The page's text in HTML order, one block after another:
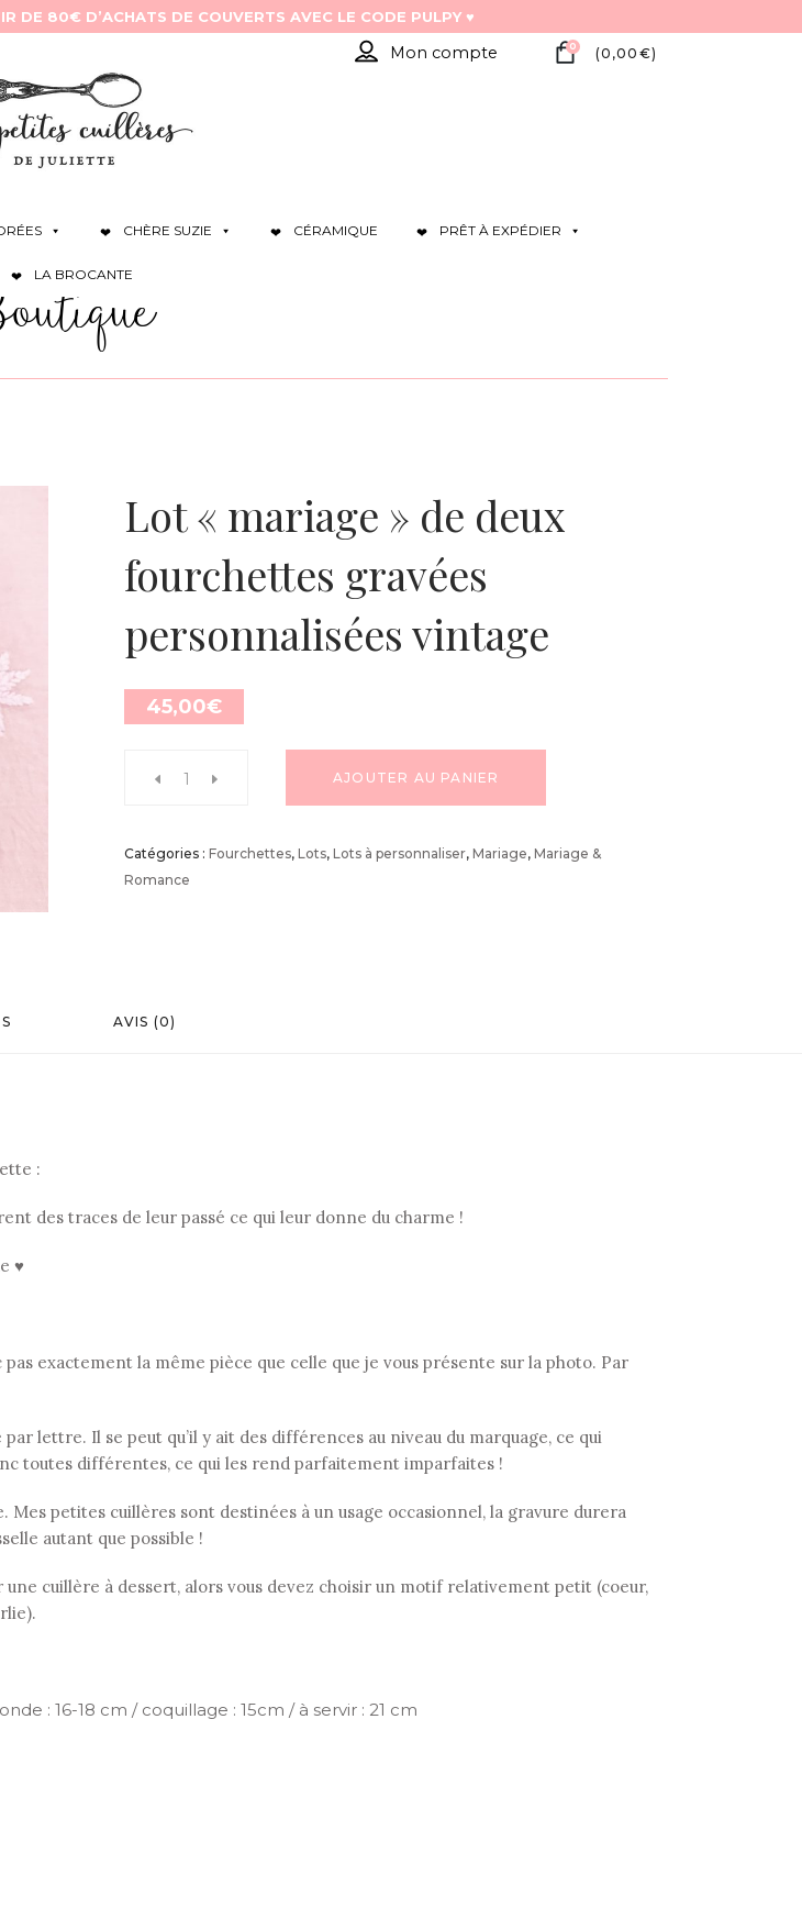
Mon compte 0 (0,00 €)
CHÈRE SUZIE CÉRAMIQUE PRÊT À EXPÉDIER
LA BROCANTE
Lot « mariage » de deux
fourchettes gravées
personnalisées vintage
45,00€
AJOUTER AU PANIER
Catégories : Fourchettes, Lots, Lots à personnaliser, Mariage, Mariage &
Romance
AVIS (0)
:
des traces de leur passé ce qui leur donne du charme !
♥
exactement la même pièce que celle que je vous présente sur la photo. Par
lettre. Il se peut qu’il y ait des différences au niveau du marquage, ce qui
toutes différentes, ce qui les rend parfaitement imparfaites !
petites cuillères sont destinées à un usage occasionnel, la gravure durera
autant que possible !
une cuillère à dessert, alors vous devez choisir un motif relativement petit (coeur,
: 16-18 cm / coquillage : 15cm / à servir : 21 cm